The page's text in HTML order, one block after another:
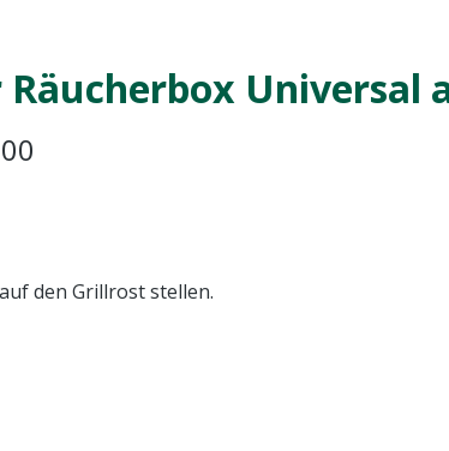
Universal
den Grillrost stellen.